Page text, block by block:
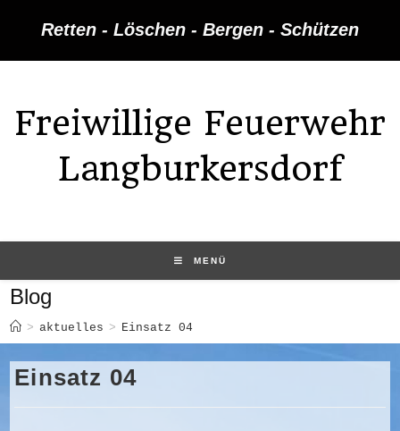
Retten - Löschen - Bergen - Schützen
Freiwillige Feuerwehr
Langburkersdorf
MENÜ
Blog
> aktuelles > Einsatz 04
Einsatz 04